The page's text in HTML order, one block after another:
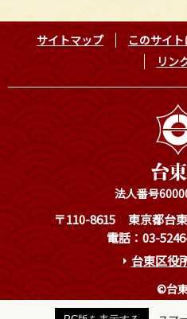
サイトマップ このサイ
リン
法人番号
〒110-8615
東京都台
電話：03-
台東区役
©台